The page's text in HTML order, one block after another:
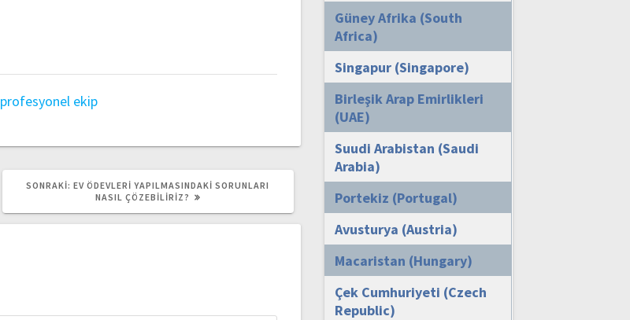
profesyonel ekip
SONRAKI: SONRAKI
YAZI:
EV ÖDEVLERI YAPILMASINDAKI SORUNLARI
NASIL ÇÖZEBILIRIZ?
Güney Afrika (South
Africa)
Singapur (Singapore)
Birleşik Arap Emirlikleri
(UAE)
Suudi Arabistan (Saudi
Arabia)
Portekiz (Portugal)
Avusturya (Austria)
Macaristan (Hungary)
Çek Cumhuriyeti (Czech
Republic)